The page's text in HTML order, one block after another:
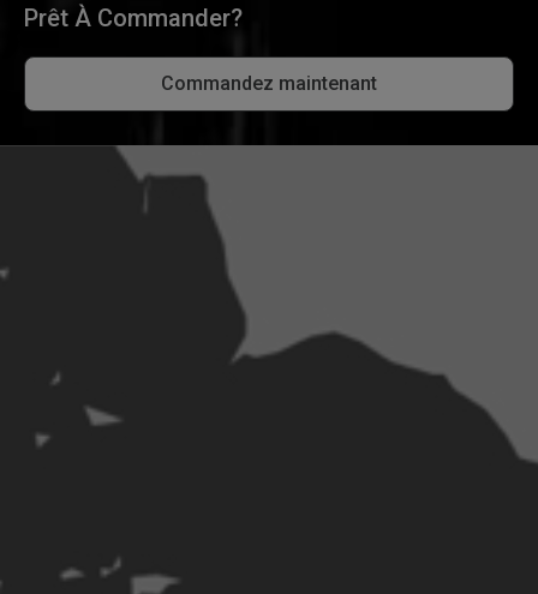
Prêt À Commander?
Commandez maintenant